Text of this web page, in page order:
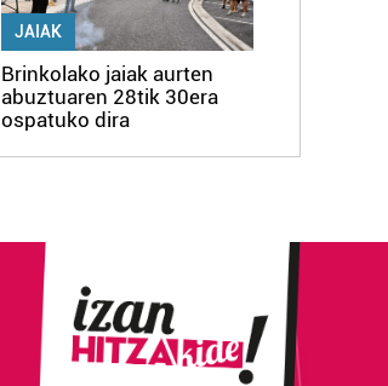
JAIAK
Brinkolako jaiak aurten
abuztuaren 28tik 30era
ospatuko dira